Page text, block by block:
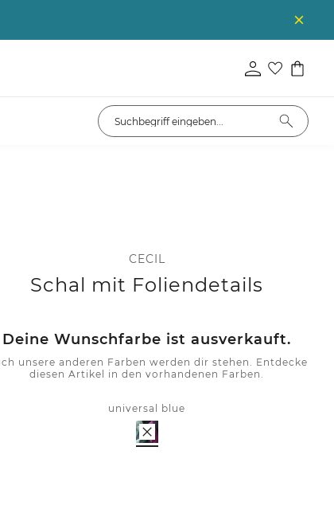
CECIL
Schal mit Foliendetails
Deine Wunschfarbe ist ausverkauft.
unsere anderen Farben werden dir stehen. Entdecke
diesen Artikel in den vorhandenen Farben.
universal blue